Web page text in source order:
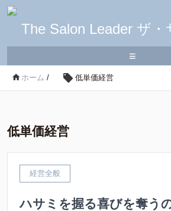
≡
ホーム / 低単価経営
低単価経営
経営全般
ハサミを握る喜びを奪う